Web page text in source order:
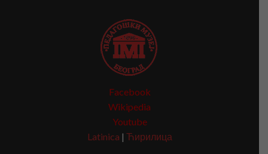
Facebook
Wikipedia
Youtube
Latinica | Ћирилица